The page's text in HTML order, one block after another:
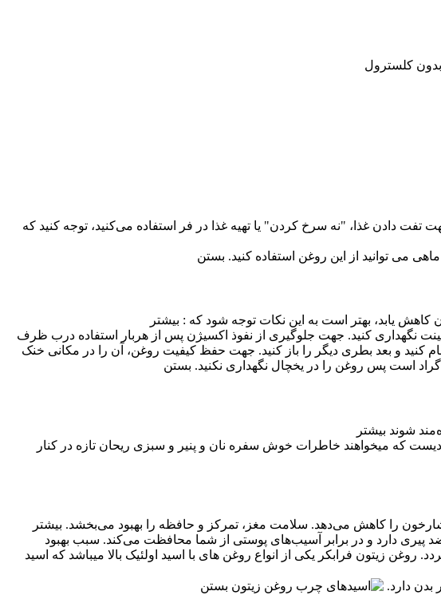
بدون کلسترول
دادن غذا، "نه سرخ کردن" یا تهیه غذا در فر استفاده می‌کنید، توجه کنید که
می توانید از این روغن استفاده کنید. بستن
کاهش یابد، بهتر است به این نکات توجه شود که : بیشتر
نگهداری کنید. جهت جلوگیری از نفوذ اکسیژن پس از هربار استفاده درب ظرف
کنید و بعد بطری دیگر را باز کنید. جهت حفظ کیفیت روغن، آن را در مکانی خنک
بستن
شوند بیشتر
ولی به طعم کمی تلخ و تند و رایحه اصلی روغن زیتون فرابکر عادت ندارند. این روغن زیتون طعم دار انتخابی ویژه برای افرادیست که می‎خواهند خاطرات خوش سفره نان و پنیر و سبزی ریحان تازه در کنار
بیشتر
دارد و در برابر آسیب‌های پوستی از شما محافظت می‌کند. سبب بهبود
زیتون فرابکر یکی از انواع روغن های با اسید اولئیک بالا می‏باشد که اسید
بستن